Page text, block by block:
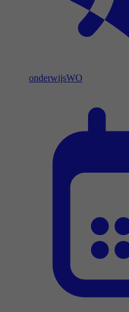
onderwijsWO